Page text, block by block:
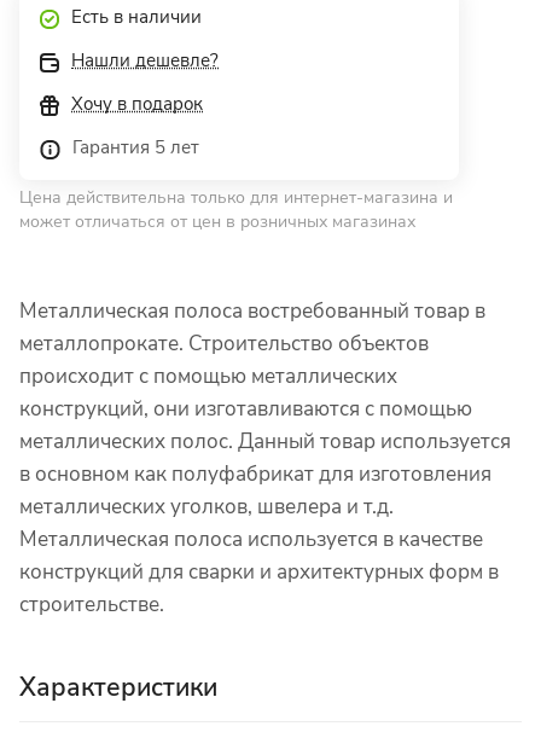
Есть в наличии
Нашли дешевле?
Хочу в подарок
Гарантия 5 лет
Цена действительна только для интернет-магазина и
может отличаться от цен в розничных магазинах
Металлическая полоса востребованный товар в
металлопрокате. Строительство объектов
происходит с помощью металлических
конструкций, они изготавливаются с помощью
металлических полос. Данный товар используется
в основном как полуфабрикат для изготовления
металлических уголков, швелера и т.д.
Металлическая полоса используется в качестве
конструкций для сварки и архитектурных форм в
строительстве.
Характеристики